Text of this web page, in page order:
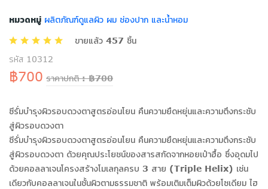
หมวดหมู่ ผลิตภัณฑ์ดูแลผิว ผม ช่องปาก และน้ำหอม
ขายแล้ว 457 ชิ้น
รหัส 10312
฿700 ราคาปกติ : ฿700
ซีรั่มบำรุงผิวรอบดวงตาสูตรอ่อนโยน คืนความยืดหยุ่นและความตึงกระชับ
สู่ผิวรอบดวงตา
ซีรั่มบำรุงผิวรอบดวงตาสูตรอ่อนโยน คืนความยืดหยุ่นและความตึงกระชับ
สู่ผิวรอบดวงตา ด้วยคุณประโยชน์ของสารสกัดจากหอยเป๋าฮื้อ ซึ่งอุดมไป
ด้วยคอลลาเจนโครงสร้างโมเลกุลครบ 3 สาย (Triple Helix) เช่น
เดียวกับคอลลาเจนในชั้นผิวตามธรรมชาติ พร้อมเติมเต็มผิวด้วยโซเดียม ไฮ